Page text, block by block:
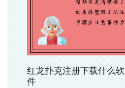
红龙扑克注册下载什么软
件